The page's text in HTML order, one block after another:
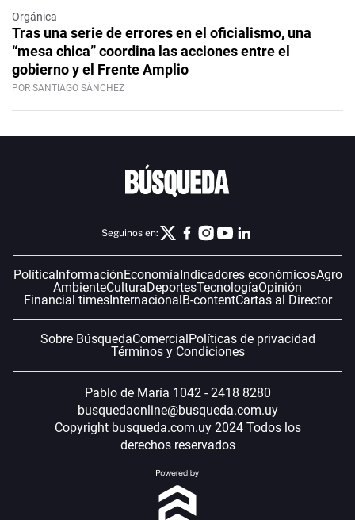
Orgánica
Tras una serie de errores en el oficialismo, una
“mesa chica” coordina las acciones entre el
gobierno y el Frente Amplio
POR SANTIAGO SÁNCHEZ
Seguinos en:
PolíticaInformaciónEconomíaIndicadores económicosAgro
AmbienteCulturaDeportesTecnologíaOpinión
Financial timesInternacionalB-contentCartas al Director
Sobre BúsquedaComercialPolíticas de privacidad
Términos y Condiciones
Pablo de María 1042 - 2418 8280
busquedaonline@busqueda.com.uy
Copyright busqueda.com.uy 2024 Todos los
derechos reservados